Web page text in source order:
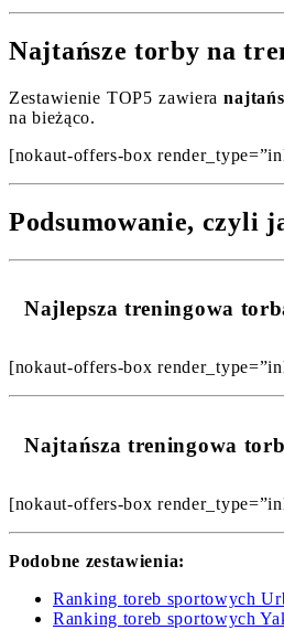
Najtańsze torby na
Zestawienie TOP5 zawiera
na bieżąco.
[nokaut-offers-box
Podsumowanie, czyli
Najlepsza treningowa
[nokaut-offers-box
Najtańsza treningowa
[nokaut-offers-box
Podobne zestawienia:
Ranking toreb sportowych
Ranking toreb sportowych